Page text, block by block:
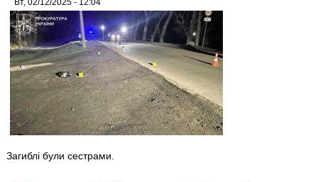
Загиблі були сестрами.